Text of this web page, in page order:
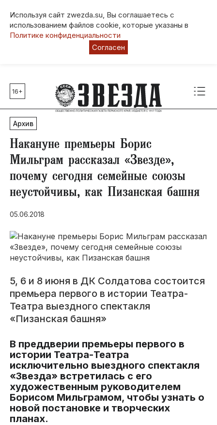
Используя сайт zwezda.su, Вы соглашаетесь с
использованием файлов cookie, которые указаны в
Политике конфиденциальности
Согласен
Главные темы
80 лет Победы
Молодежная столица РФ
СВО
Выборы в Пермском крае
Социальная поддержка
Инфраструктура
Благоустройство
16+
Архив
Накануне премьеры Борис
Мильграм рассказал «Звезде»,
почему сегодня семейные союзы
неустойчивы, как Пизанская башня
05.06.2018
5, 6 и 8 июня в ДК Солдатова состоится
премьера первого в истории Театра-
Театра выездного спектакля
«Пизанская башня»
В преддверии премьеры первого в
истории Театра-Театра
исключительно выездного спектакля
«Звезда» встретилась с его
художественным руководителем
Борисом Мильграмом, чтобы узнать о
новой постановке и творческих
планах.